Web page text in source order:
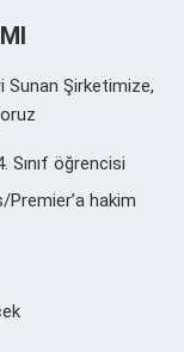
Sunan Şirketimize,
Sınıf öğrencisi
hakim